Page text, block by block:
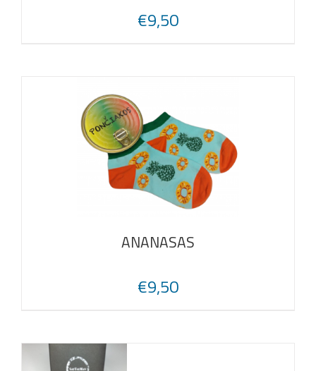
€9,50
ANANASAS
€9,50